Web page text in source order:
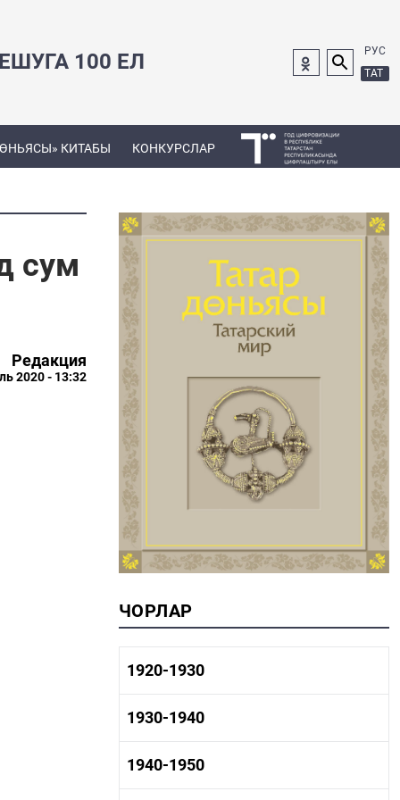
100 ЕЛ
РУС
ТАТ
КИТАБЫ КОНКУРСЛАР
сум
Редакция
2020 - 13:32
ЧОРЛАР
1920-1930
1920-1930 тарих
1920-1930 мәдәният
1930-1940
1930-1940 тарих
1930-1940 мәдәният
1940-1950